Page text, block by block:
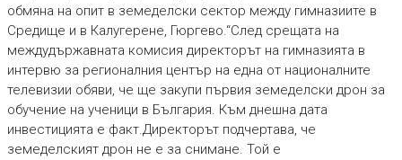
обмяна на опит в земеделски сектор между гимназиите в
Средище и в Калугерене, Гюргево.“След срещата на
междудържавната комисия директорът на гимназията в
интервю за регионалния център на една от националните
телевизии обяви, че ще закупи първия земеделски дрон за
обучение на ученици в България. Към днешна дата
инвестицията е факт.Директорът подчертава, че
земеделският дрон не е за снимане. Той е